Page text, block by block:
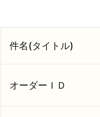
件名(タイトル)
オーダーＩＤ